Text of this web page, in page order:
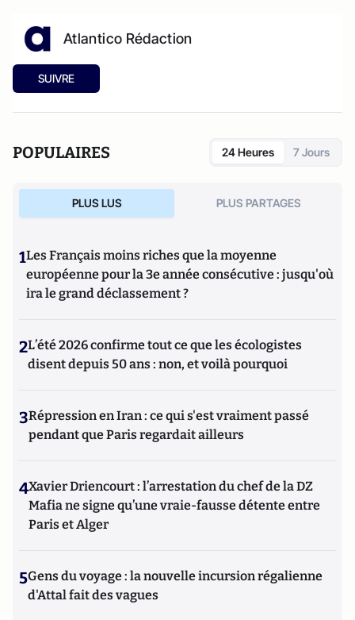
Atlantico Rédaction
SUIVRE
POPULAIRES 24 Heures 7 Jours
PLUS LUS PLUS PARTAGES
1Les Français moins riches que la moyenne
européenne pour la 3e année consécutive : jusqu'où
ira le grand déclassement ?
2L’été 2026 confirme tout ce que les écologistes
disent depuis 50 ans : non, et voilà pourquoi
3Répression en Iran : ce qui s'est vraiment passé
pendant que Paris regardait ailleurs
4Xavier Driencourt : l’arrestation du chef de la DZ
Mafia ne signe qu’une vraie-fausse détente entre
Paris et Alger
5Gens du voyage : la nouvelle incursion régalienne
d'Attal fait des vagues